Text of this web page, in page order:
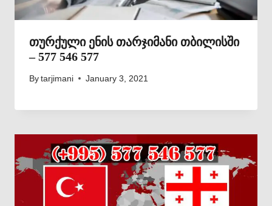
თურქული ენის თარჯიმანი თბილისში
– 577 546 577
By tarjimani January 3, 2021